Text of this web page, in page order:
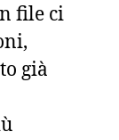
file ci
già